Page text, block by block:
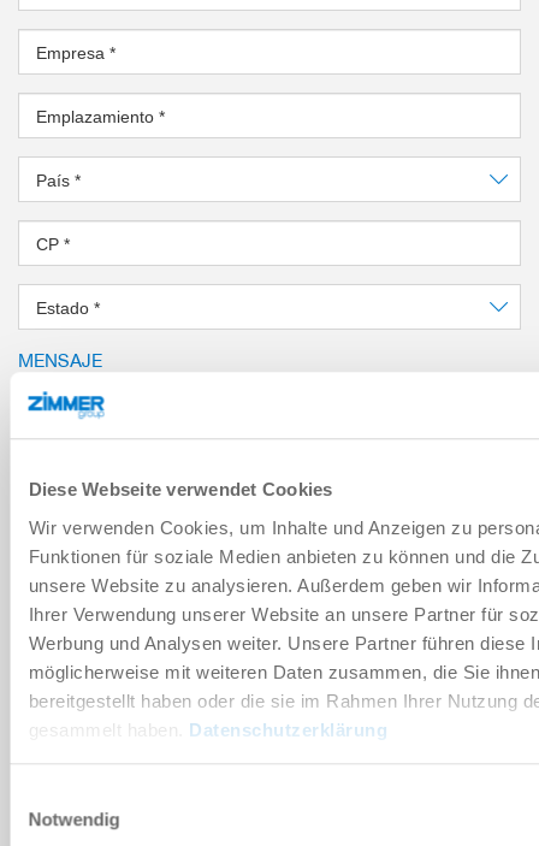
Diese Webseite verwendet Cookies
Wir verwenden Cookies, um Inhalte und Anzeigen zu
Funktionen für soziale Medien anbieten zu können und die
unsere Website zu analysieren. Außerdem geben wir
Ihrer Verwendung unserer Website an unsere Partner für
Werbung und Analysen weiter. Unsere Partner führen diese
möglicherweise mit weiteren Daten zusammen, die Sie ihnen
bereitgestellt haben oder die sie im Rahmen Ihrer Nutzung
gesammelt haben. Datenschutzerklärung
Notwendig
Empresa *
Emplazamiento *
País *
CP *
Estado *
MENSAJE
Mensaje
Captcha
He leído y acepto la
ENVIAR
Datos técnicos